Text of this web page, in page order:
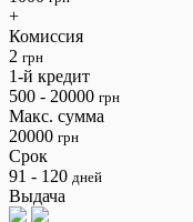
+
Комиссия
2 грн
1-й кредит
500 - 20000 грн
Макс. сумма
20000 грн
Срок
91 - 120 дней
Выдача